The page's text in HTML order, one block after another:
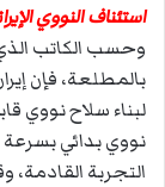
استئناف النووي
وحسب الكاتب
بالمطلعة، فإن
لبناء سلاح نووي
نووي بدائي بسرعة
التجربة